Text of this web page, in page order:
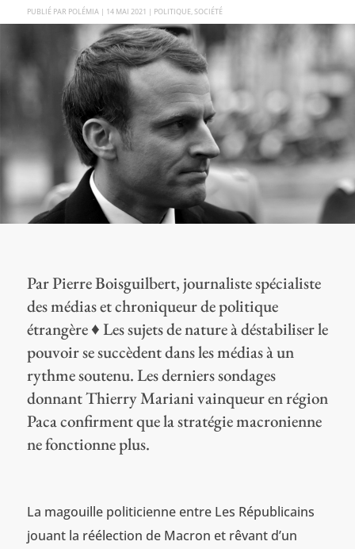
PAR POLÉMIA | 14 MAI 2021 | POLITIQUE, SOCIÉTÉ
Par Pierre Boisguilbert, journaliste spécialiste
des médias et chroniqueur de politique
étrangère ♦ Les sujets de nature à déstabiliser le
pouvoir se succèdent dans les médias à un
rythme soutenu. Les derniers sondages
donnant Thierry Mariani vainqueur en région
Paca confirment que la stratégie macronienne
ne fonctionne plus.
La magouille politicienne entre Les Républicains
jouant la réélection de Macron et rêvant d’un